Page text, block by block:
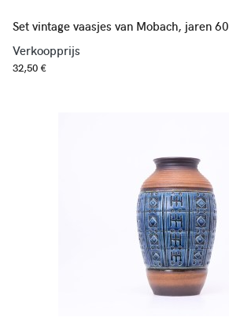
Set vintage vaasjes van Mobach, jaren 60
Verkoopprijs
32,50 €